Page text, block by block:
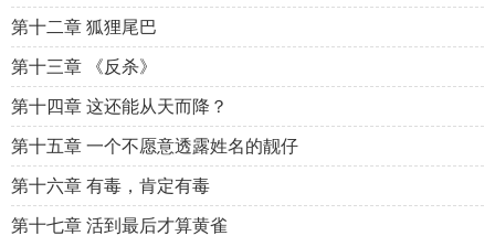
第十二章 狐狸尾巴
第十三章 《反杀》
第十四章 这还能从天而降？
第十五章 一个不愿意透露姓名的靓仔
第十六章 有毒，肯定有毒
第十七章 活到最后才算黄雀